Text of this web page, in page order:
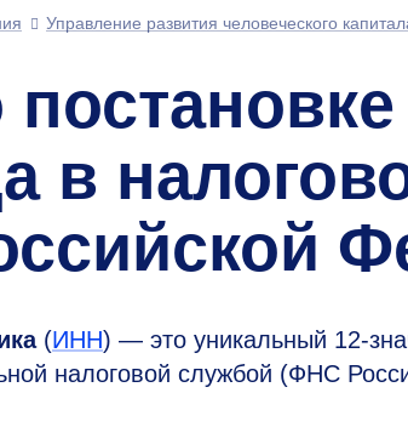
Управление развития человеческого
в
(ИНН) — это уникальный 12-
налоговой службой (ФНС